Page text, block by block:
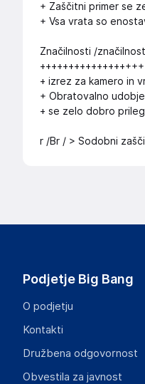
+ Zaščitni primer se
+ Vsa vrata so
Značilnosti /
+ izrez za kamero in
+ Obratovalno
+ se zelo dobro
r /Br / > Sodobni
Podjetje Big Bang
O podjetju
Kontakti
Družbena odgovornost
Obvestila za javnost